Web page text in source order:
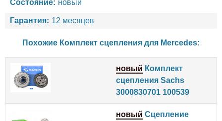
Состояние: новый
Гарантия: 12 месяцев
Похожие Комплект сцепления для Mercedes:
новый Комплект
сцепления Sachs
3000830701 100539
новый Сцепление